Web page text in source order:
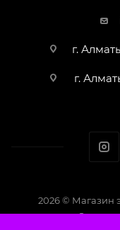
г.
г.
2026 © Магазин